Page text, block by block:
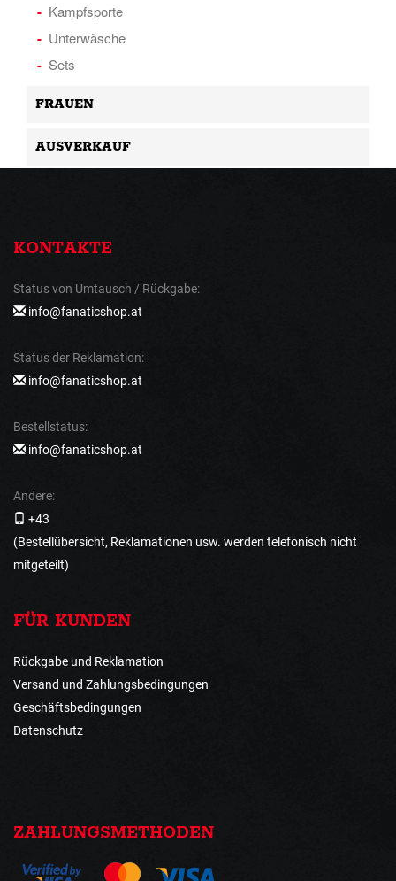
Kampfsporte
Unterwäsche
Sets
FRAUEN
AUSVERKAUF
KONTAKTE
Status von Umtausch / Rückgabe:
info@fanaticshop.at
Status der Reklamation:
info@fanaticshop.at
Bestellstatus:
info@fanaticshop.at
Andere:
+43
(Bestellübersicht, Reklamationen usw. werden telefonisch nicht
mitgeteilt)
FÜR KUNDEN
Rückgabe und Reklamation
Versand und Zahlungsbedingungen
Geschäftsbedingungen
Datenschutz
ZAHLUNGSMETHODEN